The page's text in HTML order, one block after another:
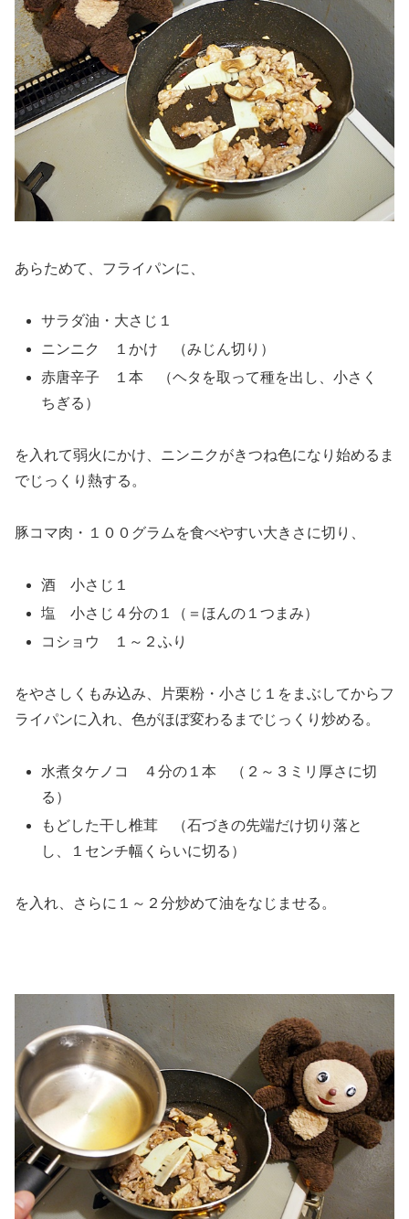
あらためて、フライパンに、
サラダ油・大さじ１
ニンニク １かけ （みじん切り）
赤唐辛子 １本 （ヘタを取って種を出し、小さく
ちぎる）
を入れて弱火にかけ、ニンニクがきつね色になり始めるま
でじっくり熱する。
豚コマ肉・１００グラムを食べやすい大きさに切り、
酒 小さじ１
塩 小さじ４分の１（＝ほんの１つまみ）
コショウ １～２ふり
をやさしくもみ込み、片栗粉・小さじ１をまぶしてからフ
ライパンに入れ、色がほぼ変わるまでじっくり炒める。
水煮タケノコ ４分の１本 （２～３ミリ厚さに切
る）
もどした干し椎茸 （石づきの先端だけ切り落と
し、１センチ幅くらいに切る）
を入れ、さらに１～２分炒めて油をなじませる。